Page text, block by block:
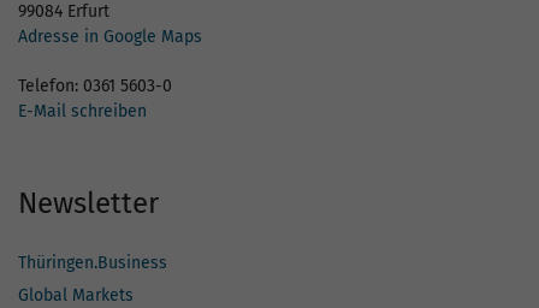
99084 Erfurt
Adresse in Google Maps
Telefon: 0361 5603-0
E-Mail schreiben
Newsletter
Thüringen.Business
Global Markets